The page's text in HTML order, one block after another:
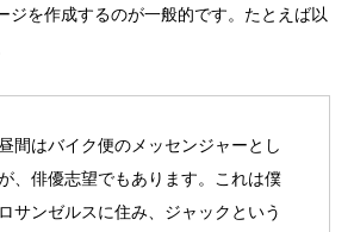
ジを作成するのが一般的です。たとえば以
間はバイク便のメッセンジャーとし
、俳優志望でもあります。これは僕
サンゼルスに住み、ジャックという